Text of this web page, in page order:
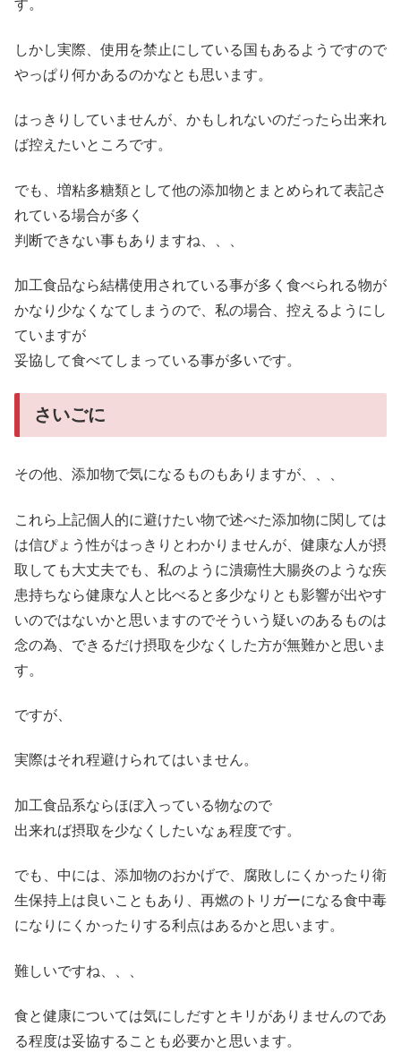
す。
しかし実際、使用を禁止にしている国もあるようですので
やっぱり何かあるのかなとも思います。
はっきりしていませんが、かもしれないのだったら出来れ
ば控えたいところです。
でも、増粘多糖類として他の添加物とまとめられて表記さ
れている場合が多く
判断できない事もありますね、、、
加工食品なら結構使用されている事が多く食べられる物が
かなり少なくなてしまうので、私の場合、控えるようにし
ていますが
妥協して食べてしまっている事が多いです。
さいごに
その他、添加物で気になるものもありますが、、、
これら上記個人的に避けたい物で述べた添加物に関しては
は信ぴょう性がはっきりとわかりませんが、健康な人が摂
取しても大丈夫でも、私のように潰瘍性大腸炎のような疾
患持ちなら健康な人と比べると多少なりとも影響が出やす
いのではないかと思いますのでそういう疑いのあるものは
念の為、できるだけ摂取を少なくした方が無難かと思いま
す。
ですが、
実際はそれ程避けられてはいません。
加工食品系ならほぼ入っている物なので
出来れば摂取を少なくしたいなぁ程度です。
でも、中には、添加物のおかげで、腐敗しにくかったり衛
生保持上は良いこともあり、再燃のトリガーになる食中毒
になりにくかったりする利点はあるかと思います。
難しいですね、、、
食と健康については気にしだすとキリがありませんのであ
る程度は妥協することも必要かと思います。